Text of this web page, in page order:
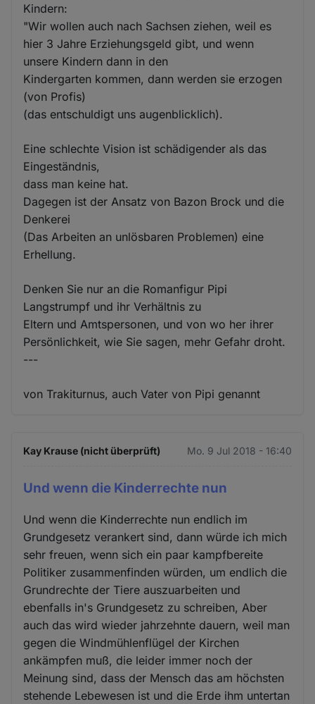
Kindern:
"Wir wollen auch nach Sachsen ziehen, weil es
hier 3 Jahre Erziehungsgeld gibt, und wenn
unsere Kindern dann in den
Kindergarten kommen, dann werden sie erzogen
(von Profis)
(das entschuldigt uns augenblicklich).
Eine schlechte Vision ist schädigender als das
Eingeständnis,
dass man keine hat.
Dagegen ist der Ansatz von Bazon Brock und die
Denkerei
(Das Arbeiten an unlösbaren Problemen) eine
Erhellung.
Denken Sie nur an die Romanfigur Pipi
Langstrumpf und ihr Verhältnis zu
Eltern und Amtspersonen, und von wo her ihrer
Persönlichkeit, wie Sie sagen, mehr Gefahr droht.
---
von Trakiturnus, auch Vater von Pipi genannt
Kay Krause (nicht überprüft) Mo. 9 Jul 2018 - 16:40
Und wenn die Kinderrechte nun
Und wenn die Kinderrechte nun endlich im
Grundgesetz verankert sind, dann würde ich mich
sehr freuen, wenn sich ein paar kampfbereite
Politiker zusammenfinden würden, um endlich die
Grundrechte der Tiere auszuarbeiten und
ebenfalls in's Grundgesetz zu schreiben, Aber
auch das wird wieder jahrzehnte dauern, weil man
gegen die Windmühlenflügel der Kirchen
ankämpfen muß, die leider immer noch der
Meinung sind, dass der Mensch das am höchsten
stehende Lebewesen ist und die Erde ihm untertan